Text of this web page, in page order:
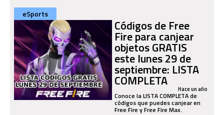
eSports
Códigos de Free
Fire para canjear
objetos GRATIS
este lunes 29 de
septiembre: LISTA
COMPLETA Hace un año
Conoce la LISTA COMPLETA de
códigos que puedes canjear en
Free Fire y Free Fire Max.